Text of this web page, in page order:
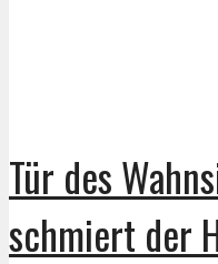
Tür des
schmiert der